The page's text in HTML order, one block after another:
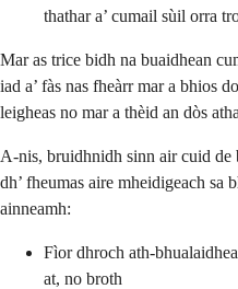
thathar a’ cumail sùil orra
Mar as trice bidh na buaidhean
iad a’ fàs nas fheàrr mar a bhios
leigheas no mar a thèid an dòs
A-nis, bruidhnidh sinn air cuid de
dh’ fheumas aire mheidigeach sa
ainneamh:
Fìor dhroch ath-
at, no broth